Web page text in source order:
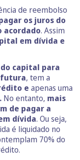
de reembolso
os juros do
acordado. Assim
em dívida e
capital para
futura, tem a
e apenas uma
No entanto, mais
de pagar a
dívida. Ou seja,
é liquidado no
70% do